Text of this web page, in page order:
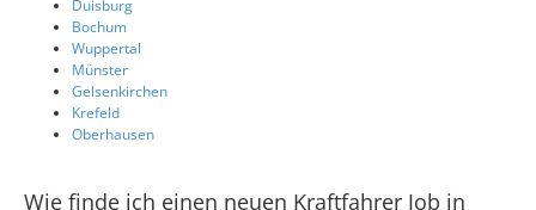
Duisburg
Bochum
Wuppertal
Münster
Gelsenkirchen
Krefeld
Oberhausen
Wie finde ich einen neuen Kraftfahrer Job in